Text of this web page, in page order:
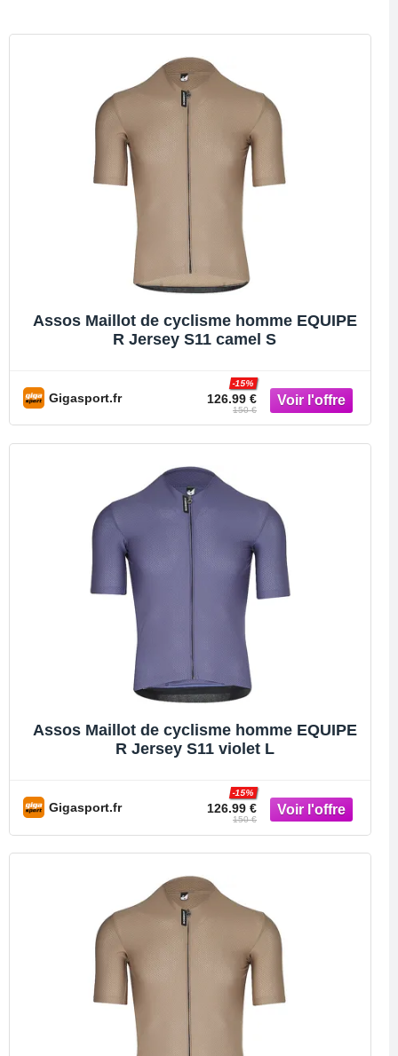
Assos Maillot de cyclisme homme EQUIPE
R Jersey S11 camel S
Gigasport.fr 126.99 €
-15%
150 €
Assos Maillot de cyclisme homme EQUIPE
R Jersey S11 violet L
Gigasport.fr 126.99 €
-15%
150 €